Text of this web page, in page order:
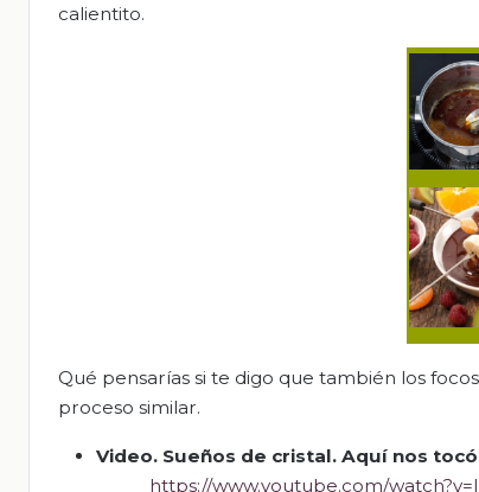
calientito.
Qué pensarías si te digo que también los
proceso similar.
Video. Sueños de cristal. Aquí nos
https://www.youtube.com/